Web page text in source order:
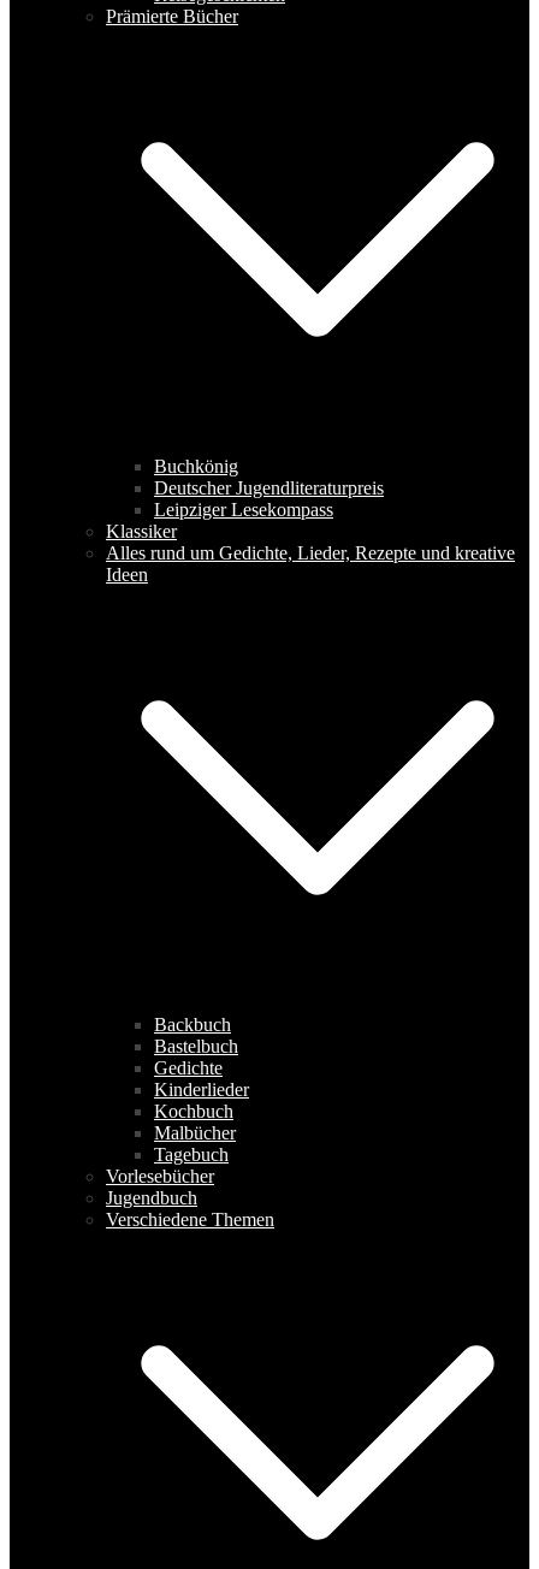
Prämierte Bücher
Buchkönig
Deutscher Jugendliteraturpreis
Leipziger Lesekompass
Klassiker
Alles rund um Gedichte, Lieder, Rezepte und kreative
Ideen
Backbuch
Bastelbuch
Gedichte
Kinderlieder
Kochbuch
Malbücher
Tagebuch
Vorlesebücher
Jugendbuch
Verschiedene Themen